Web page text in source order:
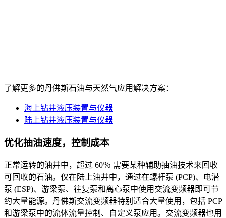
了解更多的丹佛斯石油与天然气应用解决方案：
海上钻井液压装置与仪器
陆上钻井液压装置与仪器
优化抽油速度，控制成本
正常运转的油井中，超过 60％ 需要某种辅助抽油技术来回收
可回收的石油。仅在陆上油井中，通过在螺杆泵 (PCP)、电潜
泵 (ESP)、游梁泵、往复泵和离心泵中使用交流变频器即可节
约大量能源。丹佛斯交流变频器特别适合大量使用，包括 PCP
和游梁泵中的流体流量控制、自定义泵应用。交流变频器也用